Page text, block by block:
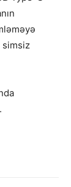
simsiz